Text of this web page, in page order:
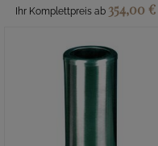
Ihr Komplettpreis ab 354,00 €